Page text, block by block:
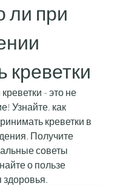
ли при
креветки
- это не
Узнайте, как
креветки в
Получите
советы
о пользе
здоровья.